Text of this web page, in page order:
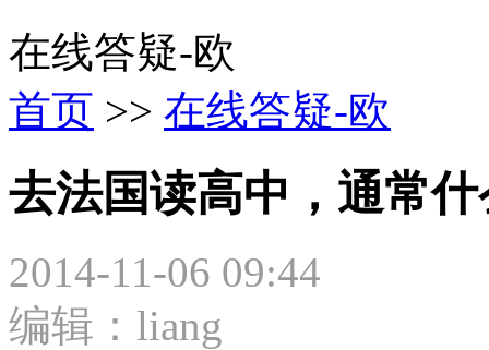
在线答疑-欧
首页 >> 在线答疑-欧
去法国读高中，通常
2014-11-06 09:44
编辑：liang